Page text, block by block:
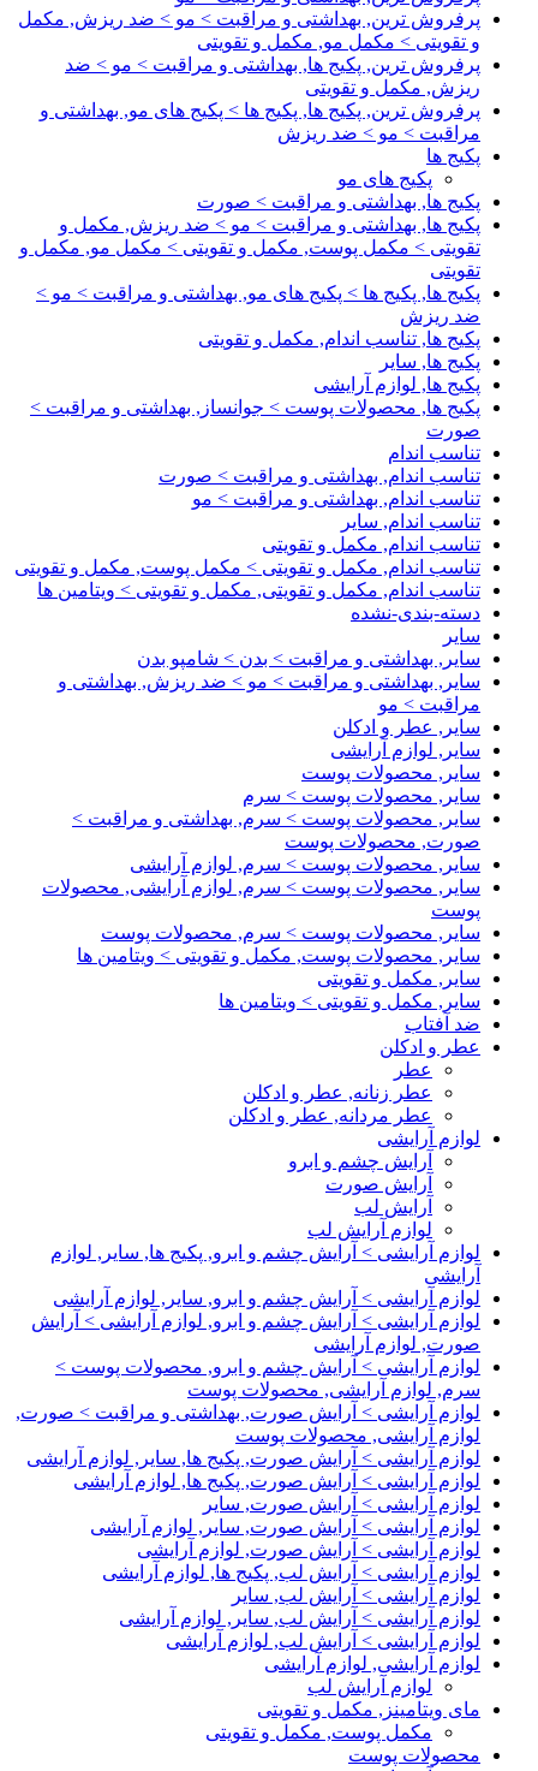
پرفروش ترین, بهداشتی و مراقبت > مو > ضد ریزش, مکمل
و تقویتی > مکمل مو, مکمل و تقویتی
پرفروش ترین, پکیج ها, بهداشتی و مراقبت > مو > ضد
ریزش, مکمل و تقویتی
پرفروش ترین, پکیج ها, پکیج ها > پکیج های مو, بهداشتی و
مراقبت > مو > ضد ریزش
پکیج ها
پکیج های مو
پکیج ها, بهداشتی و مراقبت > صورت
پکیج ها, بهداشتی و مراقبت > مو > ضد ریزش, مکمل و
تقویتی > مکمل پوست, مکمل و تقویتی > مکمل مو, مکمل و
تقویتی
پکیج ها, پکیج ها > پکیج های مو, بهداشتی و مراقبت > مو >
ضد ریزش
پکیج ها, تناسب اندام, مکمل و تقویتی
پکیج ها, سایر
پکیج ها, لوازم آرایشی
پکیج ها, محصولات پوست > جوانساز, بهداشتی و مراقبت >
صورت
تناسب اندام
تناسب اندام, بهداشتی و مراقبت > صورت
تناسب اندام, بهداشتی و مراقبت > مو
تناسب اندام, سایر
تناسب اندام, مکمل و تقویتی
تناسب اندام, مکمل و تقویتی > مکمل پوست, مکمل و تقویتی
تناسب اندام, مکمل و تقویتی, مکمل و تقویتی > ویتامین ها
دسته-بندی-نشده
سایر
سایر, بهداشتی و مراقبت > بدن > شامپو بدن
سایر, بهداشتی و مراقبت > مو > ضد ریزش, بهداشتی و
مراقبت > مو
سایر, عطر و ادکلن
سایر, لوازم آرایشی
سایر, محصولات پوست
سایر, محصولات پوست > سرم
سایر, محصولات پوست > سرم, بهداشتی و مراقبت >
صورت, محصولات پوست
سایر, محصولات پوست > سرم, لوازم آرایشی
سایر, محصولات پوست > سرم, لوازم آرایشی, محصولات
پوست
سایر, محصولات پوست > سرم, محصولات پوست
سایر, محصولات پوست, مکمل و تقویتی > ویتامین ها
سایر, مکمل و تقویتی
سایر, مکمل و تقویتی > ویتامین ها
ضد آفتاب
عطر و ادکلن
عطر
عطر زنانه, عطر و ادکلن
عطر مردانه, عطر و ادکلن
لوازم آرایشی
آرایش چشم و ابرو
آرایش صورت
آرایش لب
لوازم آرایش لب
لوازم آرایشی > آرایش چشم و ابرو, پکیج ها, سایر, لوازم
آرایشی
لوازم آرایشی > آرایش چشم و ابرو, سایر, لوازم آرایشی
لوازم آرایشی > آرایش چشم و ابرو, لوازم آرایشی > آرایش
صورت, لوازم آرایشی
لوازم آرایشی > آرایش چشم و ابرو, محصولات پوست >
سرم, لوازم آرایشی, محصولات پوست
لوازم آرایشی > آرایش صورت, بهداشتی و مراقبت > صورت,
لوازم آرایشی, محصولات پوست
لوازم آرایشی > آرایش صورت, پکیج ها, سایر, لوازم آرایشی
لوازم آرایشی > آرایش صورت, پکیج ها, لوازم آرایشی
لوازم آرایشی > آرایش صورت, سایر
لوازم آرایشی > آرایش صورت, سایر, لوازم آرایشی
لوازم آرایشی > آرایش صورت, لوازم آرایشی
لوازم آرایشی > آرایش لب, پکیج ها, لوازم آرایشی
لوازم آرایشی > آرایش لب, سایر
لوازم آرایشی > آرایش لب, سایر, لوازم آرایشی
لوازم آرایشی > آرایش لب, لوازم آرایشی
لوازم آرایشی, لوازم آرایشی
لوازم آرایش لب
مای ویتامینز, مکمل و تقویتی
مکمل پوست, مکمل و تقویتی
محصولات پوست